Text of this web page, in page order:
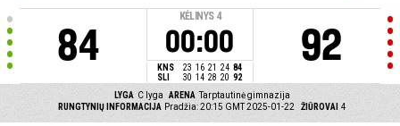
84
KĖLINYS 4
00:00
KNS 23 16 21 24 84
SLI
30 14 28 20 92
92
LYGA C lyga ARENA Tarptautinė gimnazija
RUNGTYNIŲ INFORMACIJA Pradžia: 20:15 GMT 2025-01-22 ŽIŪROVAI 4